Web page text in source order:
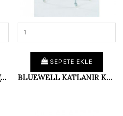
BLUEWELL KANEDYEN (ÇİFT) AG002
SEPETE EKLE
BLUEWELL KATLANIR KLOZET AG004